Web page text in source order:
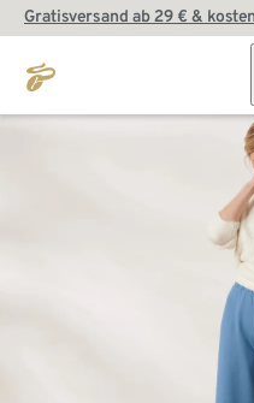
Gratisversand ab 29 € &